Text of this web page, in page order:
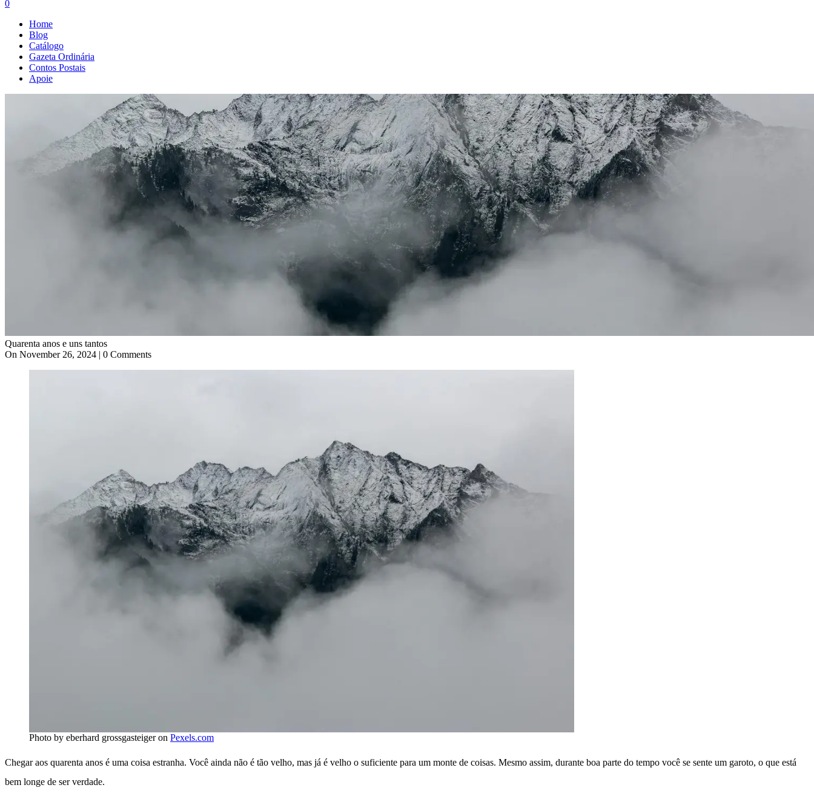
0
Home
Blog
Catálogo
Gazeta Ordinária
Contos Postais
Apoie
Quarenta anos e uns tantos
On November 26, 2024 | 0 Comments
Photo by eberhard grossgasteiger on Pexels.com
Chegar aos quarenta anos é uma coisa estranha. Você ainda não é tão velho, mas já é velho o suficiente para um monte de coisas. Mesmo assim, durante boa parte do tempo você se sente um garoto, o que está
bem longe de ser verdade.